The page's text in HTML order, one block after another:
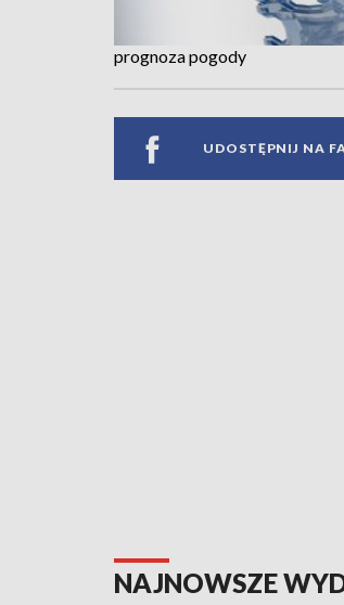
prognoza pogody
UDOSTĘPNIJ NA
NAJNOWSZE